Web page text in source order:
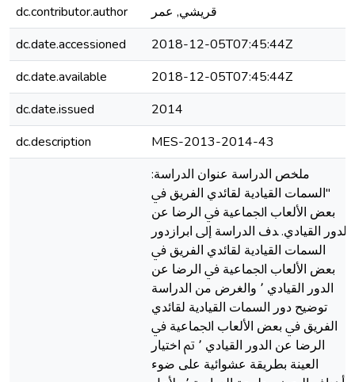
dc.contributor.author
قريشي, عمر
dc.date.accessioned
2018-12-05T07:45:44Z
dc.date.available
2018-12-05T07:45:44Z
dc.date.issued
2014
dc.description
MES-2013-2014-43
ﻣﻠﺨﺺ اﻟﺪراﺳﺔ ﻋﻨﻮان اﻟﺪراﺳﺔ:
"اﻟﺴﻤﺎت اﻟﻘﻴﺎدﻳﺔ ﻟﻘﺎﺋﺪي اﻟﻔﺮﻳﻖ ﰲ
ﺑﻌﺾ اﻷﻟﻌﺎب اﳉﻤﺎﻋﻴﺔ ﰲ اﻟﺮﺿﺎ ﻋﻦ
اﻟﺪور اﻟﻘﻴﺎدي. ﺪف اﻟﺪراﺳﺔ إﱃ اﺑﺮازدور
اﻟﺴﻤﺎت اﻟﻘﻴﺎدﻳﺔ ﻟﻘﺎﺋﺪي اﻟﻔﺮﻳﻖ ﰲ
ﺑﻌﺾ اﻷﻟﻌﺎب اﳉﻤﺎﻋﻴﺔ ﰲ اﻟﺮﺿﺎ ﻋﻦ
اﻟﺪور اﻟﻘﻴﺎدي ٬ واﻟﻐﺮض ﻣﻦ اﻟﺪراﺳﺔ
ﺗﻮﺿﻴﺢ دور اﻟﺴﻤﺎت اﻟﻘﻴﺎدﻳﺔ ﻟﻘﺎﺋﺪي
اﻟﻔﺮﻳﻖ ﰲ ﺑﻌﺾ اﻷﻟﻌﺎب اﳉﻤﺎﻋﻴﺔ ﰲ
اﻟﺮﺿﺎ ﻋﻦ اﻟﺪور اﻟﻘﻴﺎدي ٬ ﰎ اﺧﺘﻴﺎر
اﻟﻌﻴﻨﺔ ﺑﻄﺮﻳﻘﺔ ﻋﺸﻮاﺋﻴﺔ ﻋﻠﻰ ﺿﻮء